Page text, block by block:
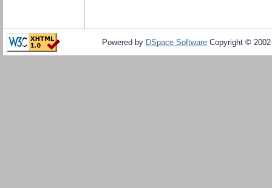
Powered by DSpace Software Copyright ©